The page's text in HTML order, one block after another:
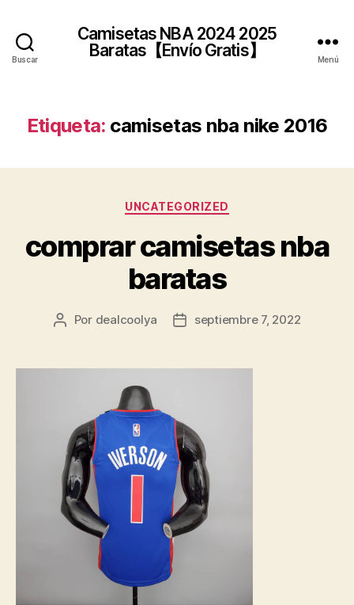
Buscar
Camisetas NBA 2024 2025
Baratas【Envío Gratis】
Menú
Etiqueta: camisetas nba nike 2016
Categorías
UNCATEGORIZED
comprar camisetas nba
baratas
Autor
entrada
Por dealcoolya
Fecha
entrada
septiembre 7, 2022